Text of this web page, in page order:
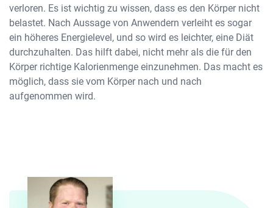
verloren. Es ist wichtig zu wissen, dass es den Körper nicht
belastet. Nach Aussage von Anwendern verleiht es sogar
ein höheres Energielevel, und so wird es leichter, eine Diät
durchzuhalten. Das hilft dabei, nicht mehr als die für den
Körper richtige Kalorienmenge einzunehmen. Das macht es
möglich, dass sie vom Körper nach und nach
aufgenommen wird.